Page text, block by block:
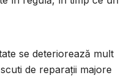
se deteriorează mult
de reparații majore